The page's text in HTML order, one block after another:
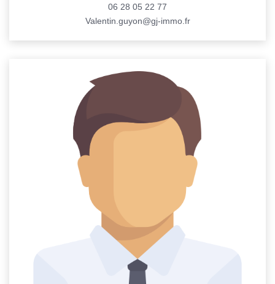
06 28 05 22 77
Valentin.guyon@gj-immo.fr